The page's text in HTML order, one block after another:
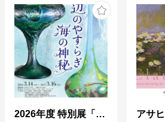
2026年度 特別展「ガレとドーム、アール･ヌーヴォーのガラス 水辺のやすらぎ、海の神秘」